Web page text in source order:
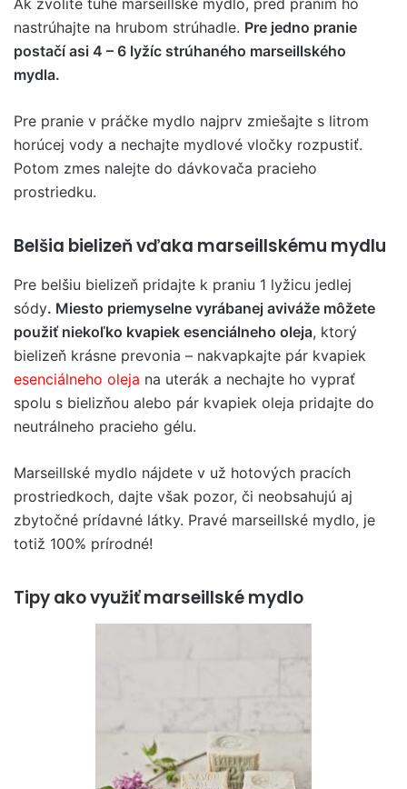
Ak zvolíte tuhé marseillské mydlo, pred praním ho
nastrúhajte na hrubom strúhadle. Pre jedno pranie
postačí asi 4 – 6 lyžíc strúhaného marseillského
mydla.
Pre pranie v práčke mydlo najprv zmiešajte s litrom
horúcej vody a nechajte mydlové vločky rozpustiť.
Potom zmes nalejte do dávkovača pracieho
prostriedku.
Belšia bielizeň vďaka marseillskému mydlu
Pre belšiu bielizeň pridajte k praniu 1 lyžicu jedlej
sódy. Miesto priemyselne vyrábanej aviváže môžete
použiť niekoľko kvapiek esenciálneho oleja, ktorý
bielizeň krásne prevonia – nakvapkajte pár kvapiek
esenciálneho oleja na uterák a nechajte ho vyprať
spolu s bielizňou alebo pár kvapiek oleja pridajte do
neutrálneho pracieho gélu.
Marseillské mydlo nájdete v už hotových pracích
prostriedkoch, dajte však pozor, či neobsahujú aj
zbytočné prídavné látky. Pravé marseillské mydlo, je
totiž 100% prírodné!
Tipy ako využiť marseillské mydlo